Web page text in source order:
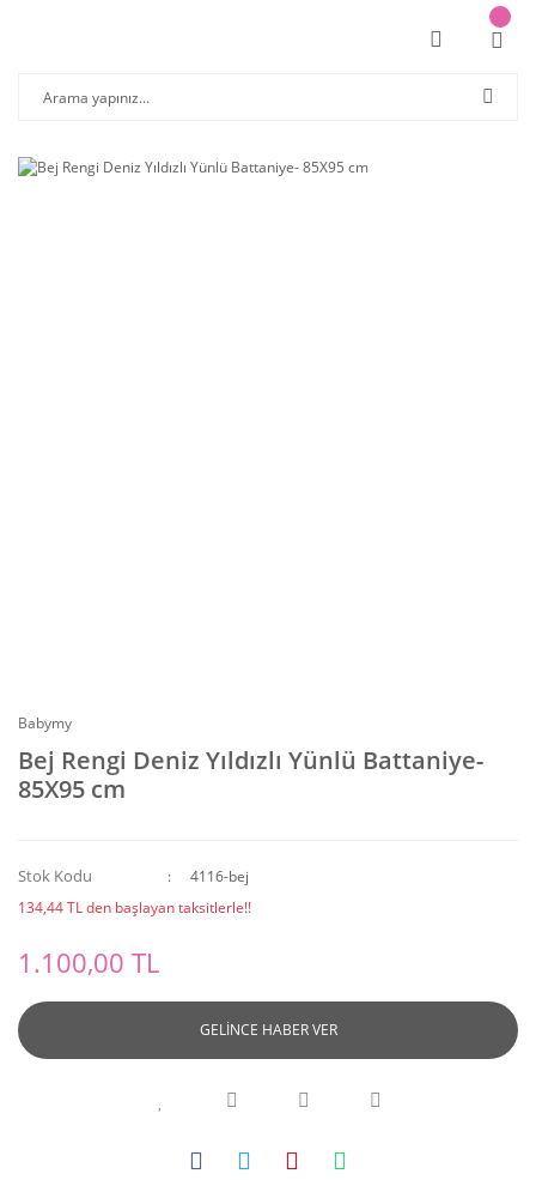
Babymy
Bej Rengi Deniz Yıldızlı Yünlü Battaniye-
85X95 cm
Stok Kodu
4116-bej
134,44 TL den başlayan taksitlerle!!
1.100,00 TL
GELİNCE HABER VER